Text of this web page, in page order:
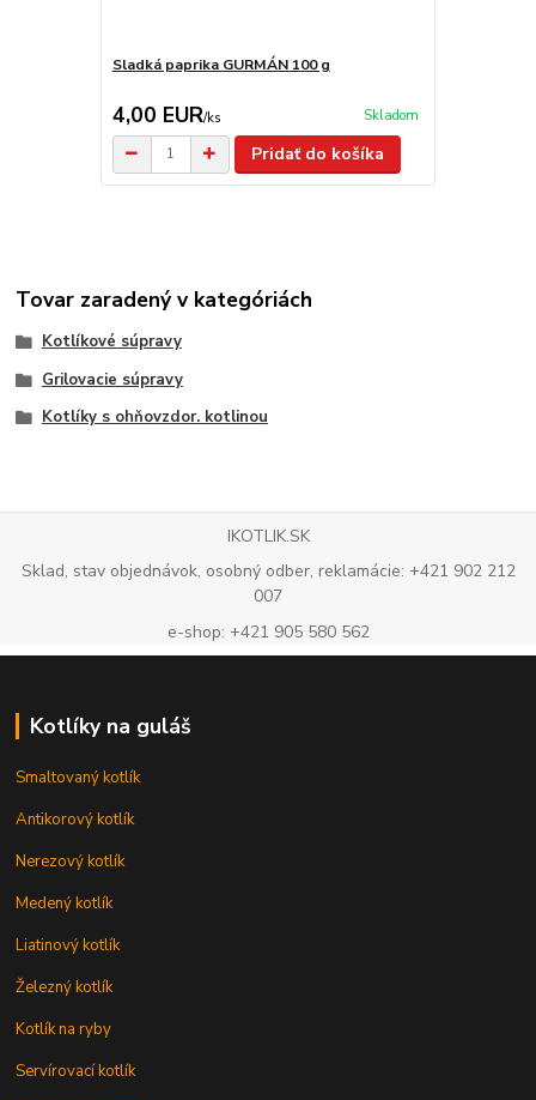
Sladká paprika GURMÁN 100 g
4,00 EUR/ks Skladom
Pridať do košíka
Tovar zaradený v kategóriách
Kotlíkové súpravy
Grilovacie súpravy
Kotlíky s ohňovzdor. kotlinou
IKOTLIK.SK
Sklad, stav objednávok, osobný odber, reklamácie: +421 902 212
007
e-shop: +421 905 580 562
Kotlíky na guláš
Smaltovaný kotlík
Antikorový kotlík
Nerezový kotlík
Medený kotlík
Liatinový kotlík
Železný kotlík
Kotlík na ryby
Servírovací kotlík